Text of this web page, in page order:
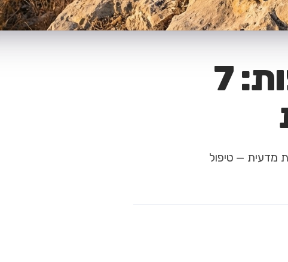
טיפול בחרדה בלי תרופות: 7
מדריך מעשי עם 7 שיטות מוכחות מדעית — טיפול